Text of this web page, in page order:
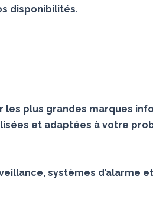
disponibilités.
plus grandes marques
et adaptées à votre
systèmes d’alarme